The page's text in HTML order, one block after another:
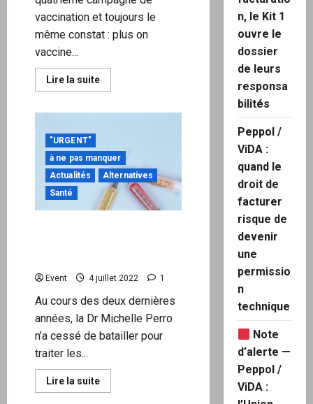
vaccination et toujours le
même constat : plus on
vaccine...
Lire la suiteEn
savoir
dose
est-
elle
l’overdose
?
"URGENT"
à ne pas manquer
Actualités
Alternatives
Santé
Event 4 juillet 2022 1
Au cours des deux dernières
années, la Dr Michelle Perro
n’a cessé de batailler pour
traiter les...
Lire la suiteEn
savoir
n, le Kit 1
ouvre le
dossier
de leurs
responsa
bilités
Peppol /
ViDA :
quand le
droit de
facturer
risque de
devenir
une
permissio
n
technique
Note
d’alerte —
Peppol /
ViDA :